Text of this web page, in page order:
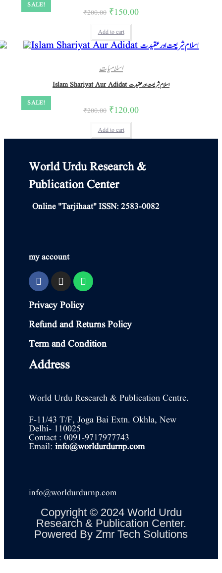
SALE!
₹200.00 ₹150.00
Add to cart
SALE!
اسلامیات
Islam Shariyat Aur Adidat اسلام شریعت اور عقیدت
₹200.00 ₹120.00
Add to cart
World Urdu Research &
Publication Center
Online "Tarjihaat" ISSN: 2583-0082
my account
Privacy Policy
Refund and Returns Policy
Term and Condition
Address
World Urdu Research & Publication Centre.
F-11/43 T/F, Joga Bai Extn. Okhla, New
Delhi- 110025
Contact : 0091-9717977743
Email: info@worldurdurnp.com
info@worldurdurnp.com
Copyright © 2024 World Urdu
Research & Publication Center.
Powered By Zmr Tech Solutions